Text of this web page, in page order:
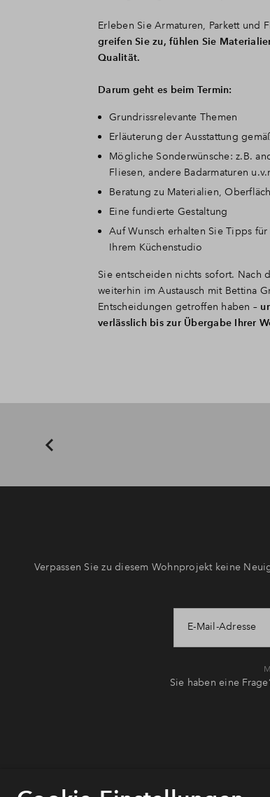
Erleben Sie Armaturen, Parkett und
greifen Sie zu, fühlen Sie
Qualität.
Darum geht es beim Termin:
Grundrissrelevante Themen
Erläuterung der Ausstattung
Mögliche Sonderwünsche: z.B.
Fliesen, andere Badarmaturen
Beratung zu Materialien,
Eine fundierte Gestaltung
Auf Wunsch erhalten Sie Tipps
Ihrem Küchenstudio
Sie entscheiden nichts sofort. Nach
weiterhin im Austausch mit Bettina
Entscheidungen getroffen haben –
verlässlich bis zur Übergabe Ihrer
Verpassen Sie zu diesem Wohnprojekt keine
E-Mail-Adresse
Sie haben eine